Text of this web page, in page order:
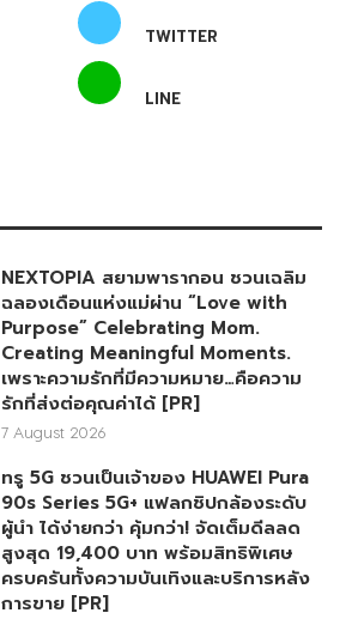
TWITTER
LINE
NEXTOPIA สยามพารากอน ชวนเฉลิม
ฉลองเดือนแห่งแม่ผ่าน “Love with
Purpose” Celebrating Mom.
Creating Meaningful Moments.
เพราะความรักที่มีความหมาย…คือความ
รักที่ส่งต่อคุณค่าได้ [PR]
7 August 2026
ทรู 5G ชวนเป็นเจ้าของ HUAWEI Pura
90s Series 5G+ แฟลกชิปกล้องระดับ
ผู้นำ ได้ง่ายกว่า คุ้มกว่า! จัดเต็มดีลลด
สูงสุด 19,400 บาท พร้อมสิทธิพิเศษ
ครบครันทั้งความบันเทิงและบริการหลัง
การขาย [PR]